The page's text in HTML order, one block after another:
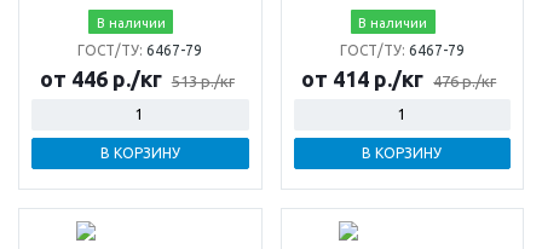
В наличии
ГОСТ/ТУ:6467-79
от 446 р./кг 513 р./кг
В КОРЗИНУ
В наличии
ГОСТ/ТУ: 6467-79
от 414 р./кг 476 р./кг
В КОРЗИНУ